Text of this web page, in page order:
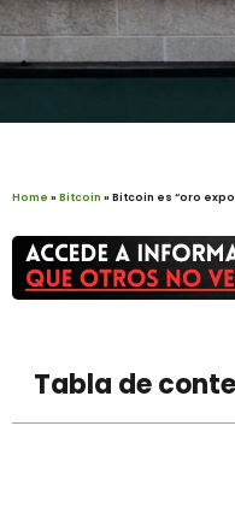
Home »Bitcoin »Bitcoin es “oro
Tabla de